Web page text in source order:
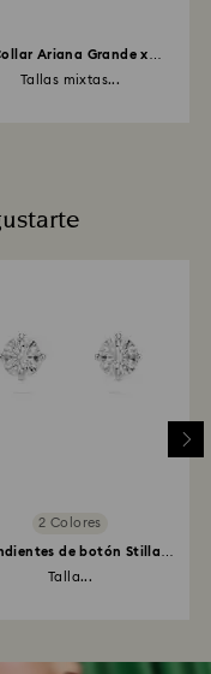
Ariana Grande x
Tallas mixtas...
2 Colores
de botón Stilla
Talla...